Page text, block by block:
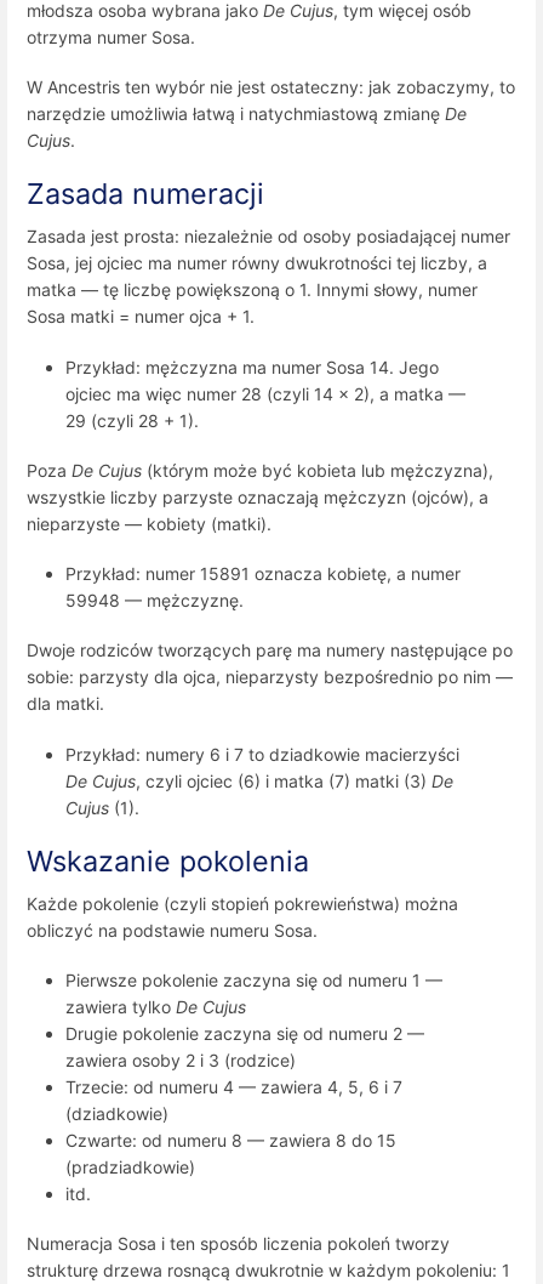
młodsza osoba wybrana jako De Cujus, tym więcej osób
otrzyma numer Sosa.
W Ancestris ten wybór nie jest ostateczny: jak zobaczymy, to
narzędzie umożliwia łatwą i natychmiastową zmianę De
Cujus.
Zasada numeracji
Zasada jest prosta: niezależnie od osoby posiadającej numer
Sosa, jej ojciec ma numer równy dwukrotności tej liczby, a
matka — tę liczbę powiększoną o 1. Innymi słowy, numer
Sosa matki = numer ojca + 1.
Przykład: mężczyzna ma numer Sosa 14. Jego
ojciec ma więc numer 28 (czyli 14 × 2), a matka —
29 (czyli 28 + 1).
Poza De Cujus (którym może być kobieta lub mężczyzna),
wszystkie liczby parzyste oznaczają mężczyzn (ojców), a
nieparzyste — kobiety (matki).
Przykład: numer 15891 oznacza kobietę, a numer
59948 — mężczyznę.
Dwoje rodziców tworzących parę ma numery następujące po
sobie: parzysty dla ojca, nieparzysty bezpośrednio po nim —
dla matki.
Przykład: numery 6 i 7 to dziadkowie macierzyści
De Cujus, czyli ojciec (6) i matka (7) matki (3) De
Cujus (1).
Wskazanie pokolenia
Każde pokolenie (czyli stopień pokrewieństwa) można
obliczyć na podstawie numeru Sosa.
Pierwsze pokolenie zaczyna się od numeru 1 —
zawiera tylko De Cujus
Drugie pokolenie zaczyna się od numeru 2 —
zawiera osoby 2 i 3 (rodzice)
Trzecie: od numeru 4 — zawiera 4, 5, 6 i 7
(dziadkowie)
Czwarte: od numeru 8 — zawiera 8 do 15
(pradziadkowie)
itd.
Numeracja Sosa i ten sposób liczenia pokoleń tworzy
strukturę drzewa rosnącą dwukrotnie w każdym pokoleniu: 1